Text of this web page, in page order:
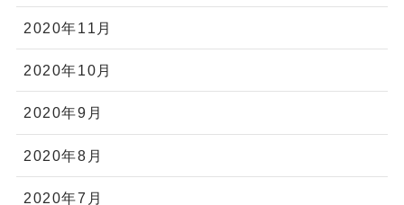
2020年11月
2020年10月
2020年9月
2020年8月
2020年7月